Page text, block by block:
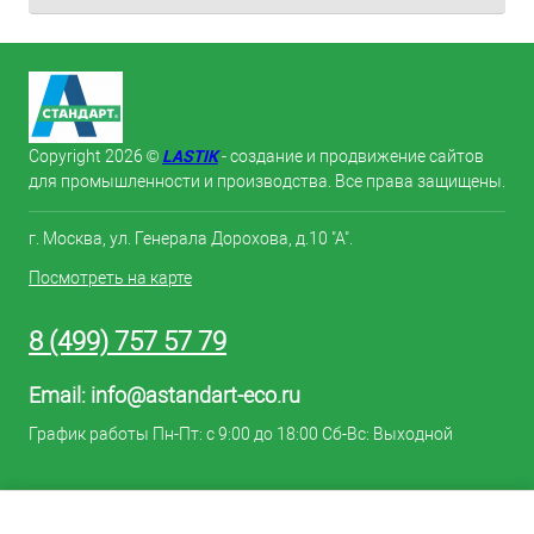
Copyright 2026 © LASTIK- создание и продвижение сайтов
для промышленности и производства. Все права защищены.
г. Москва, ул. Генерала Дорохова, д.10 "А".
Посмотреть на карте
8 (499) 757 57 79
Email: info@astandart-eco.ru
График работы Пн-Пт: с 9:00 до 18:00 Сб-Вс: Выходной